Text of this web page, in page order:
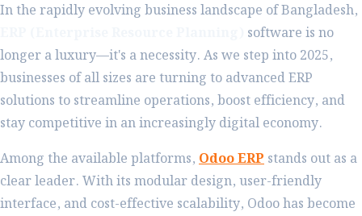
In the rapidly evolving business landscape of Bangladesh,
software is no
longer a luxury—it's a necessity. As we step into 2025,
businesses of all sizes are turning to advanced ERP
solutions to streamline operations, boost efficiency, and
stay competitive in an increasingly digital economy.
Among the available platforms, Odoo ERP stands out as a
clear leader. With its modular design, user-friendly
interface, and cost-effective scalability, Odoo has become